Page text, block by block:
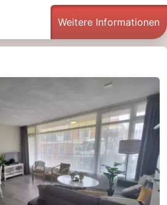
Weitere Informationen